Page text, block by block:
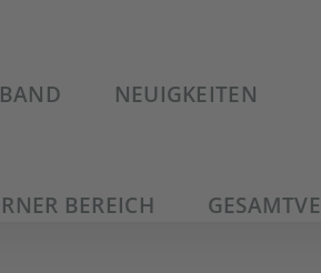
NEUIGKEITEN
BEREICH